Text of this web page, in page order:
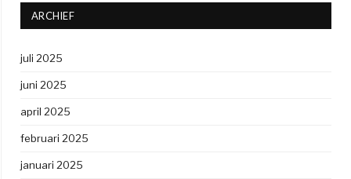
ARCHIEF
juli 2025
juni 2025
april 2025
februari 2025
januari 2025